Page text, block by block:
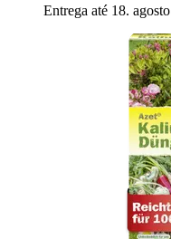
Entrega até 18. agosto